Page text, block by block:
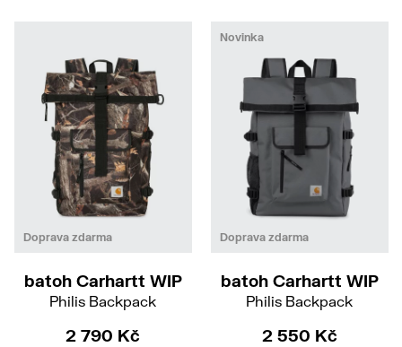
Doprava zdarma
batoh Carhartt WIP
Philis Backpack
2 790 Kč
Doprava zdarma
Novinka
batoh Carhartt WIP
Philis Backpack
2 550 Kč